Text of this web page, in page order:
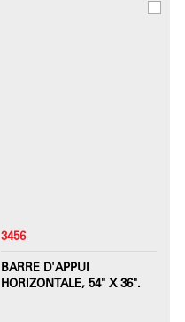
3456
BARRE D'APPUI
HORIZONTALE, 54" X 36".